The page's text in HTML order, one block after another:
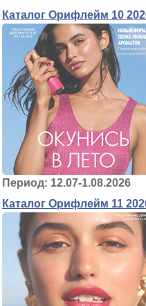
Каталог Орифлейм 10
Период: 12.07-1.08.2026
Каталог Орифлейм 11